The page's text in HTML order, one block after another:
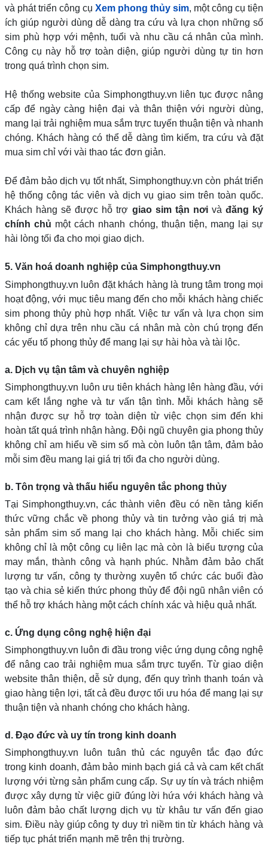
và phát triển công cụ Xem phong thủy sim, một công cụ tiện
ích giúp người dùng dễ dàng tra cứu và lựa chọn những số
sim phù hợp với mệnh, tuổi và nhu cầu cá nhân của mình.
Công cụ này hỗ trợ toàn diện, giúp người dùng tự tin hơn
trong quá trình chọn sim.
Hệ thống website của Simphongthuy.vn liên tục được nâng
cấp để ngày càng hiện đại và thân thiện với người dùng,
mang lại trải nghiệm mua sắm trực tuyến thuận tiện và nhanh
chóng. Khách hàng có thể dễ dàng tìm kiếm, tra cứu và đặt
mua sim chỉ với vài thao tác đơn giản.
Để đảm bảo dịch vụ tốt nhất, Simphongthuy.vn còn phát triển
hệ thống cộng tác viên và dịch vụ giao sim trên toàn quốc.
Khách hàng sẽ được hỗ trợ giao sim tận nơivà đăng ký
chính chủ một cách nhanh chóng, thuận tiện, mang lại sự
hài lòng tối đa cho mọi giao dịch.
5. Văn hoá doanh nghiệp của Simphongthuy.vn
Simphongthuy.vn luôn đặt khách hàng là trung tâm trong mọi
hoạt động, với mục tiêu mang đến cho mỗi khách hàng chiếc
sim phong thủy phù hợp nhất. Việc tư vấn và lựa chọn sim
không chỉ dựa trên nhu cầu cá nhân mà còn chú trọng đến
các yếu tố phong thủy để mang lại sự hài hòa và tài lộc.
a. Dịch vụ tận tâm và chuyên nghiệp
Simphongthuy.vn luôn ưu tiên khách hàng lên hàng đầu, với
cam kết lắng nghe và tư vấn tận tình. Mỗi khách hàng sẽ
nhận được sự hỗ trợ toàn diện từ việc chọn sim đến khi
hoàn tất quá trình nhận hàng. Đội ngũ chuyên gia phong thủy
không chỉ am hiểu về sim số mà còn luôn tận tâm, đảm bảo
mỗi sim đều mang lại giá trị tối đa cho người dùng.
b. Tôn trọng và thấu hiểu nguyên tắc phong thủy
Tại Simphongthuy.vn, các thành viên đều có nền tảng kiến
thức vững chắc về phong thủy và tin tưởng vào giá trị mà
sản phẩm sim số mang lại cho khách hàng. Mỗi chiếc sim
không chỉ là một công cụ liên lạc mà còn là biểu tượng của
may mắn, thành công và hạnh phúc. Nhằm đảm bảo chất
lượng tư vấn, công ty thường xuyên tổ chức các buổi đào
tạo và chia sẻ kiến thức phong thủy để đội ngũ nhân viên có
thể hỗ trợ khách hàng một cách chính xác và hiệu quả nhất.
c. Ứng dụng công nghệ hiện đại
Simphongthuy.vn luôn đi đầu trong việc ứng dụng công nghệ
để nâng cao trải nghiệm mua sắm trực tuyến. Từ giao diện
website thân thiện, dễ sử dụng, đến quy trình thanh toán và
giao hàng tiện lợi, tất cả đều được tối ưu hóa để mang lại sự
thuận tiện và nhanh chóng cho khách hàng.
d. Đạo đức và uy tín trong kinh doanh
Simphongthuy.vn luôn tuân thủ các nguyên tắc đạo đức
trong kinh doanh, đảm bảo minh bạch giá cả và cam kết chất
lượng với từng sản phẩm cung cấp. Sự uy tín và trách nhiệm
được xây dựng từ việc giữ đúng lời hứa với khách hàng và
luôn đảm bảo chất lượng dịch vụ từ khâu tư vấn đến giao
sim. Điều này giúp công ty duy trì niềm tin từ khách hàng và
tiếp tục phát triển mạnh mẽ trên thị trường.